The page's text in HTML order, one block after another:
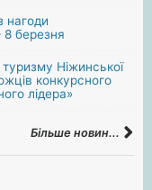
нагоди
8 березня
туризму Ніжинської
конкурсного
лідера»
Більше новин...